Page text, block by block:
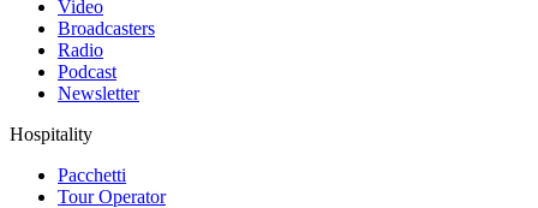
Video
Broadcasters
Radio
Podcast
Newsletter
Hospitality
Pacchetti
Tour Operator